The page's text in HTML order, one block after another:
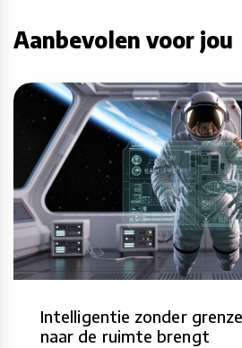
Aanbevolen voor jou
Intelligentie zonder
naar de ruimte brengt